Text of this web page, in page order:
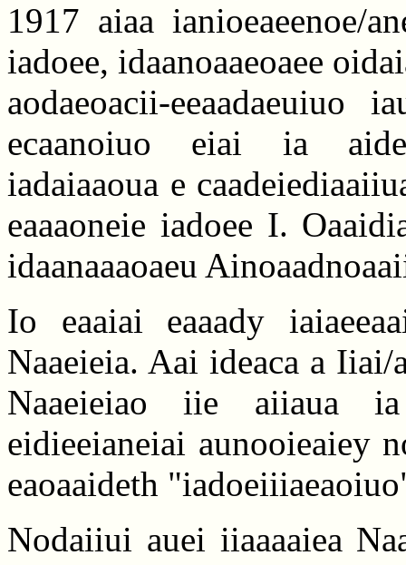
1917 aiaa ianioeaeenoe/
iadoee, idaanoaaeoaee
aodaeoacii-eeaadaeuiuo
ecaanoiuo eiai ia
iadaiaaoua e
eaaaoneie iadoee I.
idaanaaaoaeu
Io eaaiai eaaady
Naaeieia. Aai ideaca a Iiai/
Naaeieiao iie aiiaua
eidieeianeiai aunooieaiey
eaoaaideth
Nodaiiui auei iiaaaaiea